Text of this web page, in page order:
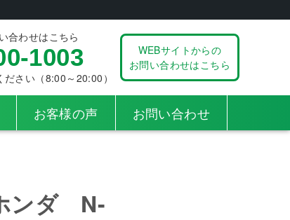
合わせはこちら
1003
さい（8:00～20:00）
WEBサイトからの
お問い合わせはこちら
お客様の声 お問い合わせ
ンダ N-